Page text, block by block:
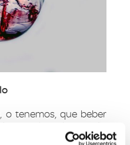
o tenemos, que beber
elegir la opción
a ver las claves para